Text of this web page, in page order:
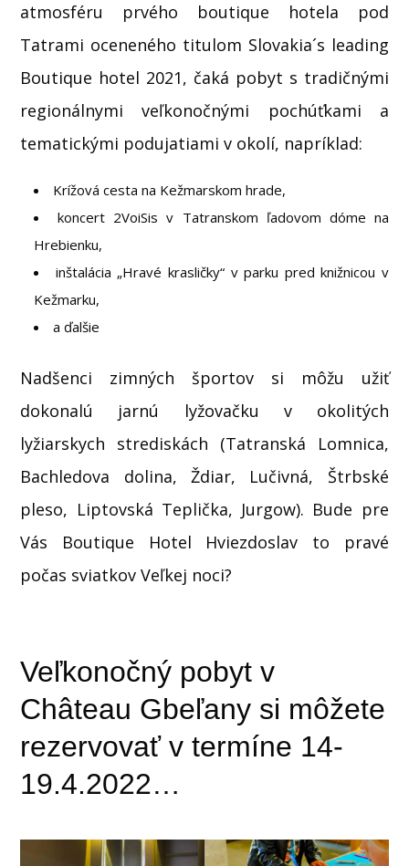
atmosféru prvého boutique hotela pod
Tatrami oceneného titulom Slovakia´s leading
Boutique hotel 2021, čaká pobyt s tradičnými
regionálnymi veľkonočnými pochúťkami a
tematickými podujatiami v okolí, napríklad:
Krížová cesta na Kežmarskom hrade,
koncert 2VoiSis v Tatranskom ľadovom dóme na
Hrebienku,
inštalácia „Hravé krasličky“ v parku pred knižnicou v
Kežmarku,
a ďalšie
Nadšenci zimných športov si môžu užiť
dokonalú jarnú lyžovačku v okolitých
lyžiarskych strediskách (Tatranská Lomnica,
Bachledova dolina, Ždiar, Lučivná, Štrbské
pleso, Liptovská Teplička, Jurgow). Bude pre
Vás Boutique Hotel Hviezdoslav to pravé
počas sviatkov Veľkej noci?
Veľkonočný pobyt v
Château Gbeľany si môžete
rezervovať v termíne 14-
19.4.2022…